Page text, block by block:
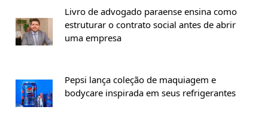
Livro de advogado paraense ensina como
estruturar o contrato social antes de abrir
uma empresa
Pepsi lança coleção de maquiagem e
bodycare inspirada em seus refrigerantes